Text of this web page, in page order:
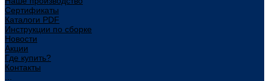
Сертификаты
Каталоги PDF
Инструкции по сборке
Новости
Акции
Где купить?
Контакты